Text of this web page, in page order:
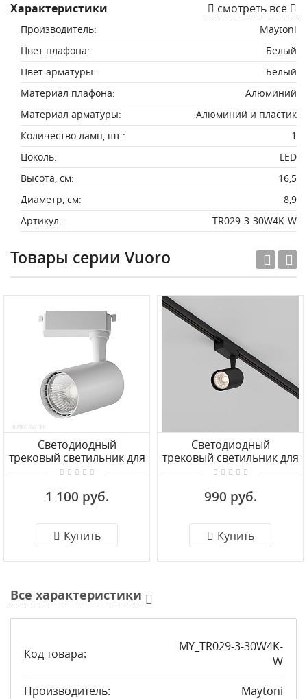
Характеристики смотреть все
Производитель:
Maytoni
Цвет плафона:
Белый
Цвет арматуры:
Белый
Материал плафона:
Алюминий
Материал арматуры:
Алюминий и пластик
Количество ламп, шт.:
1
Цоколь:
LED
Высота, см:
16,5
Диаметр, см:
8,9
Артикул:
TR029-3-30W4K-W
Товары серии Vuoro
Светодиодный
трековый светильник для
1-фазного шинопровода
6W4K-M-W
1 100 руб.
Купить
Светодиодный
трековый светильник для
1-фазного шинопровода
10W3K-S-B
990 руб.
Купить
Все характеристики
Код товара:
MY_TR029-3-30W4K-
W
Производитель:
Maytoni